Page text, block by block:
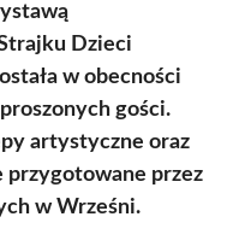
Dzieci
w obecności
gości.
artystyczne oraz
przygotowane przez
w Wrześni.